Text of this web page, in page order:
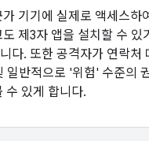
기기에 실제로 액세스하
제3자 앱을 설치할 수 있
다. 또한 공격자가 연락처
일반적으로 '위험' 수준의
수 있게 합니다.